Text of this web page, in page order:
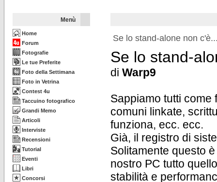
Menù
Home
Forum
Fotografie
Le tue Preferite
Foto della Settimana
Foto in Vetrina
Contest 4u
Taccuino fotografico
Grandi Memo
Articoli
Interviste
Recensioni
Tutorial
Eventi
Libri
Concorsi
Se lo stand-alone non
Se lo stand-
di Warp9
Sappiamo tutti
comuni linkate,
funziona, ecc. ecc.
Già, il registro di
Solitamente questo
nostro PC tutto
stabilità e